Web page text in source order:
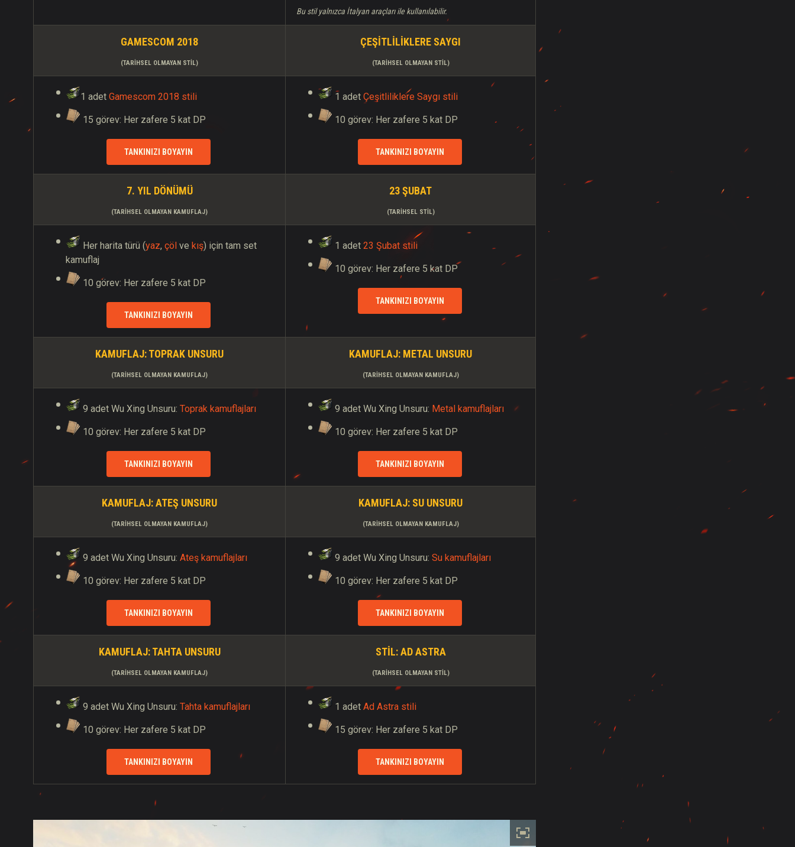
Bu stil yalnızca İtalyan araçları ile kullanılabilir.
GAMESCOM 2018
(TARIHSEL OLMAYAN STIL)
ÇEŞITLILIKLERE SAYGI
(TARIHSEL OLMAYAN STIL)
1 adet Gamescom 2018 stili
15 görev: Her zafere 5 kat DP
TANKINIZI BOYAYIN
1 adet Çeşitliliklere Saygı stili
10 görev: Her zafere 5 kat DP
TANKINIZI BOYAYIN
7. YIL DÖNÜMÜ
(TARIHSEL OLMAYAN KAMUFLAJ)
23 ŞUBAT
(TARIHSEL STIL)
Her harita türü (yaz, çöl ve kış) için tam set
kamuflaj
10 görev: Her zafere 5 kat DP
TANKINIZI BOYAYIN
1 adet 23 Şubat stili
10 görev: Her zafere 5 kat DP
TANKINIZI BOYAYIN
KAMUFLAJ: TOPRAK UNSURU
(TARIHSEL OLMAYAN KAMUFLAJ)
KAMUFLAJ: METAL UNSURU
(TARIHSEL OLMAYAN KAMUFLAJ)
9 adet Wu Xing Unsuru: Toprak kamuflajları
10 görev: Her zafere 5 kat DP
TANKINIZI BOYAYIN
9 adet Wu Xing Unsuru: Metal kamuflajları
10 görev: Her zafere 5 kat DP
TANKINIZI BOYAYIN
KAMUFLAJ:ATEŞ UNSURU
(TARIHSEL OLMAYAN KAMUFLAJ)
KAMUFLAJ: SU UNSURU
(TARIHSEL OLMAYAN KAMUFLAJ)
9 adet Wu Xing Unsuru: Ateş kamuflajları
10 görev: Her zafere 5 kat DP
TANKINIZI BOYAYIN
9 adet Wu Xing Unsuru: Su kamuflajları
10 görev: Her zafere 5 kat DP
TANKINIZI BOYAYIN
KAMUFLAJ:TAHTA UNSURU
(TARIHSEL OLMAYAN KAMUFLAJ)
STIL: AD ASTRA
(TARIHSEL OLMAYAN STIL)
9 adet Wu Xing Unsuru: Tahta kamuflajları
10 görev: Her zafere 5 kat DP
TANKINIZI BOYAYIN
1 adet Ad Astra stili
15 görev: Her zafere 5 kat DP
TANKINIZI BOYAYIN